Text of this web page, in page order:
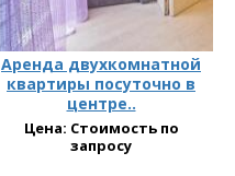
Аренда двухкомнатной
квартиры посуточно в
центре..
Цена: Стоимость по
запросу